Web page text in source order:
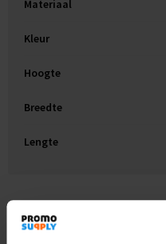
Materiaal
Kleur
Hoogte
Breedte
Lengte